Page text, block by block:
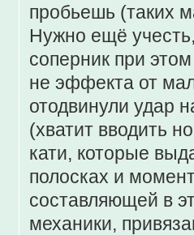
пробьешь (таких
Нужно ещё
соперник при
не эффекта от
отодвинули удар
(хватит вводить
кати, которые
полосках и
составляющей в
механики,